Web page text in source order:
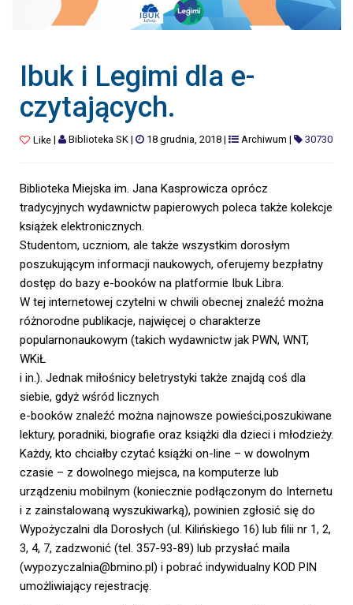
Ibuk i Legimi dla e-
czytających.
Like| Biblioteka SK| 18 grudnia, 2018| Archiwum | 30730
Biblioteka Miejska im. Jana Kasprowicza oprócz
tradycyjnych wydawnictw papierowych poleca także kolekcje
książek elektronicznych.
Studentom, uczniom, ale także wszystkim dorosłym
poszukującym informacji naukowych, oferujemy bezpłatny
dostęp do bazy e-booków na platformie Ibuk Libra.
W tej internetowej czytelni w chwili obecnej znaleźć można
różnorodne publikacje, najwięcej o charakterze
popularnonaukowym (takich wydawnictw jak PWN, WNT,
WKiŁ
i in.). Jednak miłośnicy beletrystyki także znajdą coś dla
siebie, gdyż wśród licznych
e-booków znaleźć można najnowsze powieści,poszukiwane
lektury, poradniki, biografie oraz książki dla dzieci i młodzieży.
Każdy, kto chciałby czytać książki on-line – w dowolnym
czasie – z dowolnego miejsca, na komputerze lub
urządzeniu mobilnym (koniecznie podłączonym do Internetu
i z zainstalowaną wyszukiwarką), powinien zgłosić się do
Wypożyczalni dla Dorosłych (ul. Kilińskiego 16) lub filii nr 1, 2,
3, 4, 7, zadzwonić (tel. 357-93-89) lub przysłać maila
(wypozyczalnia@bmino.pl) i pobrać indywidualny KOD PIN
umożliwiający rejestrację.